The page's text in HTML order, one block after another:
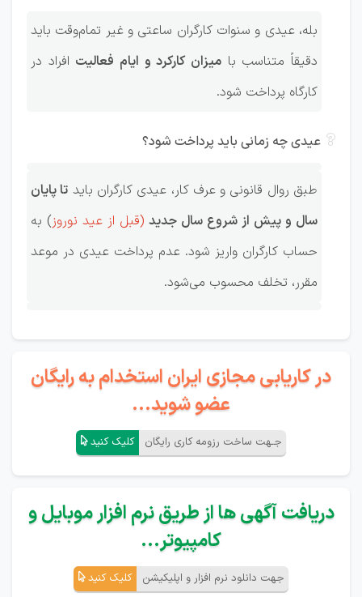
بله، عیدی و سنوات کارگران ساعتی و غیر تمام‌وقت باید
دقیقاً متناسب با میزان کارکرد و ایام فعالیت افراد در
کارگاه پرداخت شود.
عیدی چه زمانی باید پرداخت شود؟
طبق روال قانونی و عرف کار، عیدی کارگران باید تا پایان
سال و پیش از شروع سال جدید (قبل از عید نوروز) به
حساب کارگران واریز شود. عدم پرداخت عیدی در موعد
مقرر، تخلف محسوب می‌شود.
در کاریابی مجازی ایران استخدام به رایگان
عضو شوید...
جـهت ساخت رزومه کاری رایگان کلیک کنید
دریافت آگهی ها از طریق نرم افزار موبایل و
کامپیوتر...
جهت دانلود نرم افزار و اپلیکیشن کلیک کنید